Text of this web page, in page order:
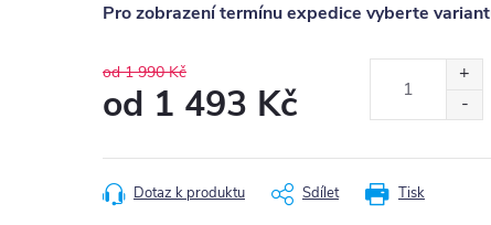
Pro zobrazení termínu expedice vyberte
od 1 990 Kč
od 1 493 Kč
cena:
Tisk
Dotaz k produktu Sdílet